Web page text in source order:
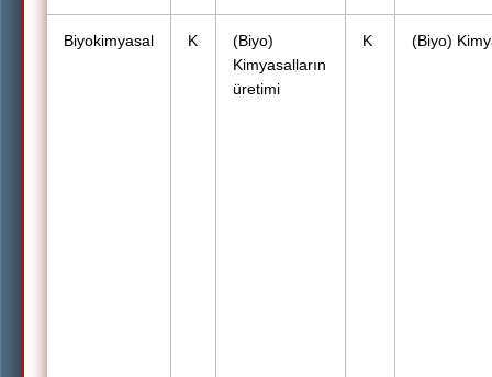
Biyokimyasal K
(Biyo)
Kimyasalların
üretimi
K (Biyo)